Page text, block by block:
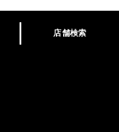
ィ プログ
店舗検索